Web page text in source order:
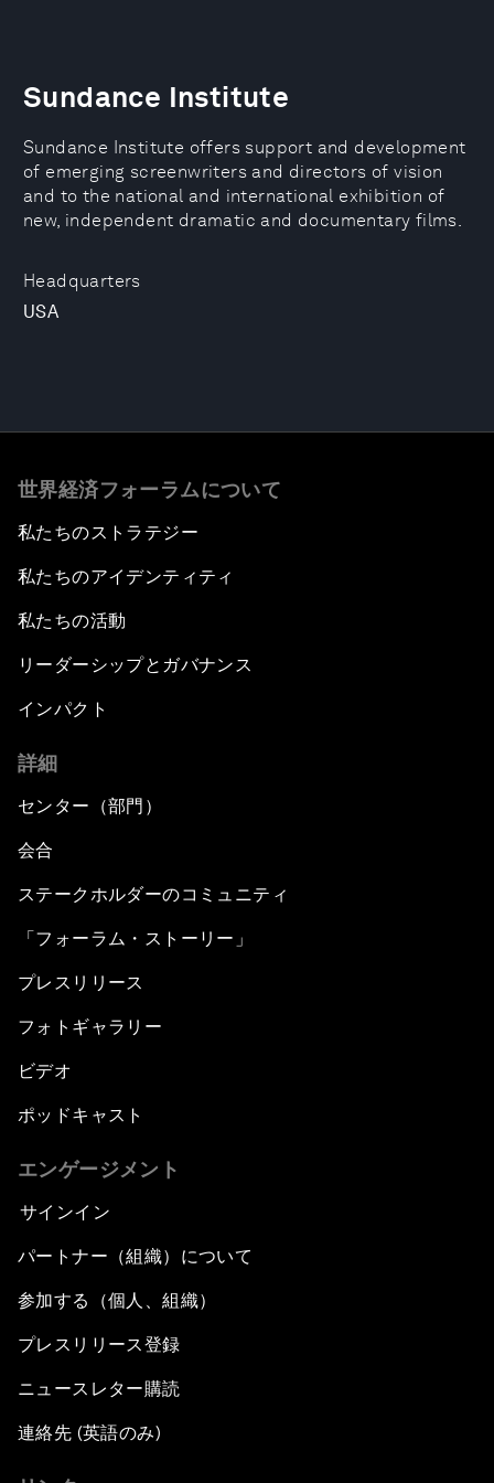
Headquarters
USA
Sundance Institute
Sundance Institute offers support and development
of emerging screenwriters and directors of vision
and to the national and international exhibition of
new, independent dramatic and documentary films.
世界経済フォーラムについて
私たちのストラテジー
私たちのアイデンティティ
私たちの活動
リーダーシップとガバナンス
インパクト
詳細
センター（部門）
会合
ステークホルダーのコミュニティ
「フォーラム・ストーリー」
プレスリリース
フォトギャラリー
ビデオ
ポッドキャスト
エンゲージメント
サインイン
パートナー（組織）について
参加する（個人、組織）
プレスリリース登録
ニュースレター購読
連絡先 (英語のみ)